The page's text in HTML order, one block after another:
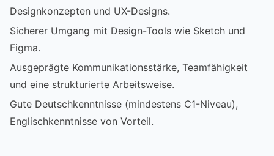
Designkonzepten und UX-Designs.
Sicherer Umgang mit Design-Tools wie Sketch und
Figma.
Ausgeprägte Kommunikationsstärke, Teamfähigkeit
und eine strukturierte Arbeitsweise.
Gute Deutschkenntnisse (mindestens C1-Niveau),
Englischkenntnisse von Vorteil.